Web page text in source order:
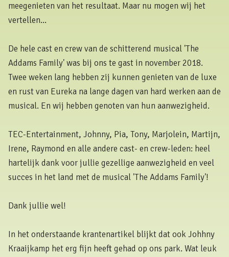
meegenieten van het resultaat. Maar nu mogen wij het
vertellen...
De hele cast en crew van de schitterend musical 'The
Addams Family' was bij ons te gast in november 2018.
Twee weken lang hebben zij kunnen genieten van de luxe
en rust van Eureka na lange dagen van hard werken aan de
musical. En wij hebben genoten van hun aanwezigheid.
TEC-Entertainment, Johnny, Pia, Tony, Marjolein, Martijn,
Irene, Raymond en alle andere cast- en crew-leden: heel
hartelijk dank voor jullie gezellige aanwezigheid en veel
succes in het land met de musical 'The Addams Family'!
Dank jullie wel!
In het onderstaande krantenartikel blijkt dat ook Johhny
Kraaijkamp het erg fijn heeft gehad op ons park. Wat leuk